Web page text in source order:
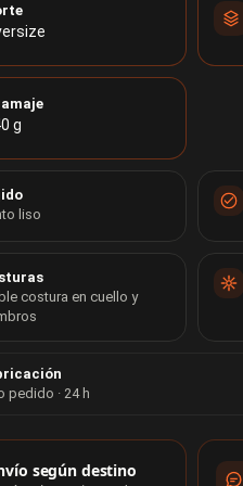
g
liso
costura en cuello y
pedido · 24 h
de compra
según destino